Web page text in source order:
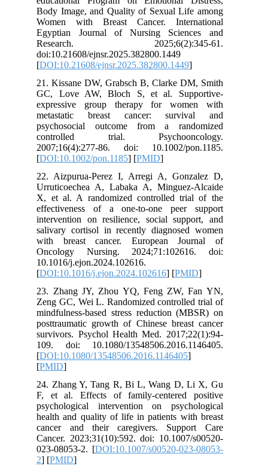
Body Image, and Quality of Sexual Life among
Women with Breast Cancer. International
Egyptian Journal of Nursing Sciences and
Research. 2025;6(2):345-61.
doi:10.21608/ejnsr.2025.382800.1449
[DOI:10.21608/ejnsr.2025.382800.1449
21. Kissane DW, Grabsch B, Clarke DM, Smith
GC, Love AW, Bloch S, et al. Supportive-
expressive group therapy for women with
metastatic breast cancer: survival and
psychosocial outcome from a randomized
controlled trial. Psychooncology.
2007;16(4):277-86. doi: 10.1002/pon.1185.
[DOI:10.1002/pon.1185] [PMID
22. Aizpurua-Perez I, Arregi A, Gonzalez D,
Urruticoechea A, Labaka A, Minguez-Alcaide
X, et al. A randomized controlled trial of the
effectiveness of a one-to-one peer support
intervention on resilience, social support, and
salivary cortisol in recently diagnosed women
with breast cancer. European Journal of
Oncology Nursing. 2024;71:102616. doi:
10.1016/j.ejon.2024.102616.
[DOI:10.1016/j.ejon.2024.102616] [PMID
23. Zhang JY, Zhou YQ, Feng ZW, Fan YN,
Zeng GC, Wei L. Randomized controlled trial of
mindfulness-based stress reduction (MBSR) on
posttraumatic growth of Chinese breast cancer
survivors. Psychol Health Med. 2017;22(1):94-
109. doi: 10.1080/13548506.2016.1146405.
[DOI:10.1080/13548506.2016.1146405
[PMID
24. Zhang Y, Tang R, Bi L, Wang D, Li X, Gu
F, et al. Effects of family-centered positive
psychological intervention on psychological
health and quality of life in patients with breast
cancer and their caregivers. Support Care
Cancer. 2023;31(10):592. doi: 10.1007/s00520-
023-08053-2. [DOI:10.1007/s00520-023-08053-
2] [PMID